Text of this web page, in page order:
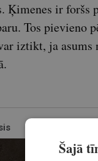
Ķimenes ir foršs
Tos pievieno
iztikt, ja
Šajā